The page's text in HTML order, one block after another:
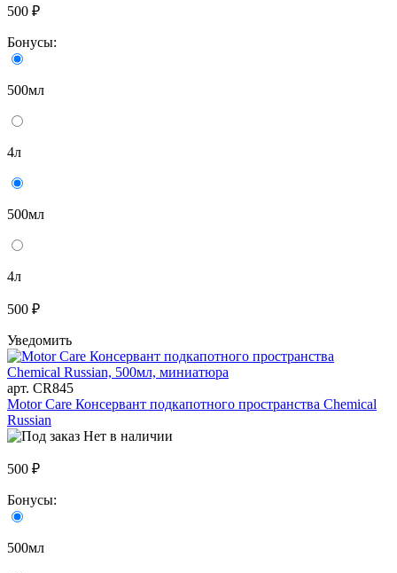
500 ₽
Бонусы:
500мл
4л
500мл
4л
500 ₽
Уведомить
арт. CR845
Motor Care Консервант подкапотного пространства Chemical
Russian
Нет в наличии
500 ₽
Бонусы:
500мл